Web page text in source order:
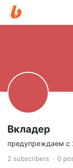
Вкладер
предупреждаем с
2 subscribers 0